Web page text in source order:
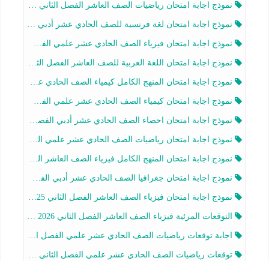
نموذج اجابة امتحان رياضيات الصف العاشر الفصل الثاني 2025-2026
نموذج اجابة امتحان لغة فرنسية للصف الحادي عشر أدبي الفصل الثاني 2025-2026
نموذج اجابة امتحان فيزياء الصف الحادي عشر علمي الفصل الثاني 2025-2026
نموذج اجابة امتحان اللغة العربية للصف العاشر الفصل الثاني 2025-2026
نموذج اجابة امتحان المنهج الكامل كيمياء الصف الحادي عشر علمي الفصل الثاني 2025-2026
نموذج اجابة امتحان كيمياء الصف الحادي عشر علمي الفصل الثاني 2025-2026
نموذج اجابة امتحان احصاء الصف الحادي عشر أدبي الفصل الثاني 2025-2026
نموذج اجابة امتحان رياضيات الصف الحادي عشر علمي الفصل الثاني 2025-2026
نموذج اجابة امتحان المنهج الكامل فيزياء الصف العاشر الفصل الثاني 2025-2026
نموذج اجابة امتحان جغرافيا الصف الحادي عشر أدبي الفصل الثاني 2025-2026
نموذج اجابة امتحان فيزياء الصف العاشر الفصل الثاني 2025-2026
التوقعات المرئية فيزياء الصف العاشر الفصل الثاني 2026 أ هيثم الليثي
اجابة توقعات رياضيات الصف الحادي عشر علمي الفصل الثاني 2025-2026 أ عمرو فايز
توقعات رياضيات الصف الحادي عشر علمي الفصل الثاني 2025-2026 أ عمرو فايز